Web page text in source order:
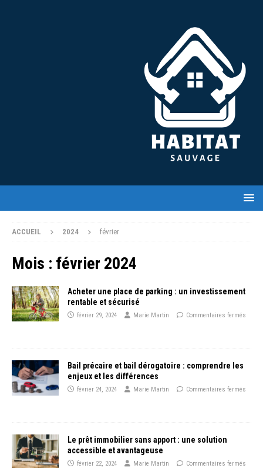
ACCUEIL 2024 février
Mois : février 2024
Acheter une place de parking : un investissement
rentable et sécurisé
février 29, 2024 Marie Martin Commentaires fermés
Bail précaire et bail dérogatoire : comprendre les
enjeux et les différences
février 24, 2024 Marie Martin Commentaires fermés
Le prêt immobilier sans apport : une solution
accessible et avantageuse
février 22, 2024 Marie Martin Commentaires fermés